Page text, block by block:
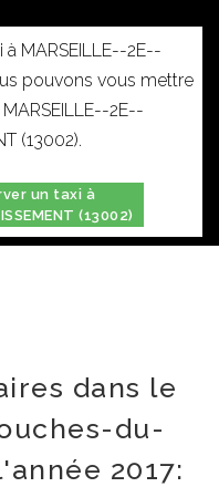
MARSEILLE--2E--
pouvons vous mettre
2E--
(13002).
un taxi à
(13002)
dans le
du-
2017: